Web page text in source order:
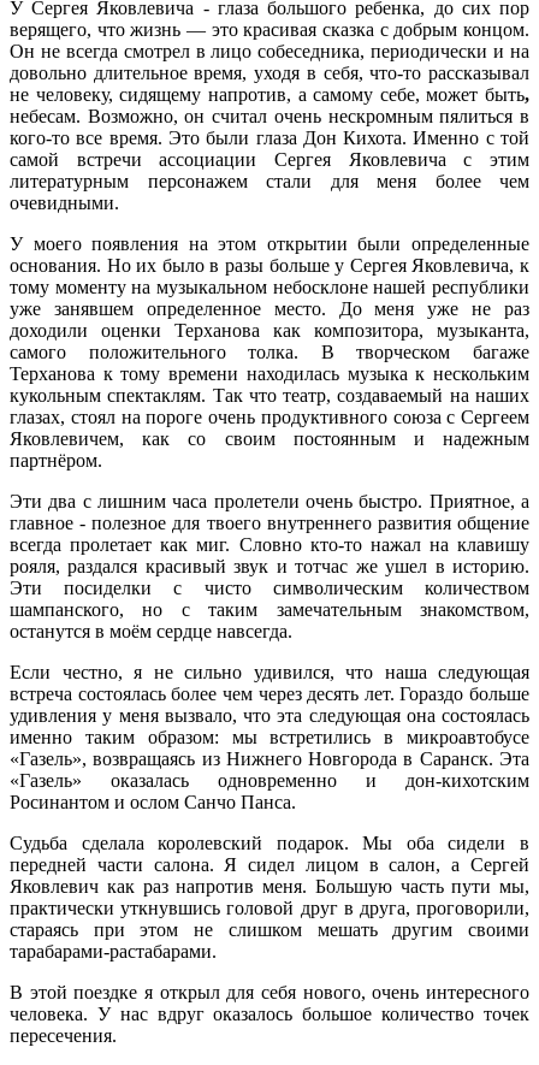
У Сергея Яковлевича - глаза большого ребенка, до сих пор
верящего, что жизнь — это красивая сказка с добрым концом.
Он не всегда смотрел в лицо собеседника, периодически и на
довольно длительное время, уходя в себя, что-то рассказывал
не человеку, сидящему напротив, а самому себе, может быть,
небесам. Возможно, он считал очень нескромным пялиться в
кого-то все время. Это были глаза Дон Кихота. Именно с той
самой встречи ассоциации Сергея Яковлевича с этим
литературным персонажем стали для меня более чем
очевидными.
У моего появления на этом открытии были определенные
основания. Но их было в разы больше у Сергея Яковлевича, к
тому моменту на музыкальном небосклоне нашей республики
уже занявшем определенное место. До меня уже не раз
доходили оценки Терханова как композитора, музыканта,
самого положительного толка. В творческом багаже
Терханова к тому времени находилась музыка к нескольким
кукольным спектаклям. Так что театр, создаваемый на наших
глазах, стоял на пороге​ очень продуктивного союза с Сергеем
Яковлевичем, как со своим постоянным и надежным
партнёром.
Эти два с лишним часа пролетели очень быстро. Приятное, а
главное - полезное для твоего внутреннего развития общение
всегда пролетает как миг. Словно кто-то нажал на клавишу
рояля, раздался красивый звук и тотчас же ушел в историю.
Эти посиделки с чисто символическим количеством
шампанского, но с таким замечательным знакомством,
останутся в моём сердце навсегда.
Если честно, я не сильно удивился, что наша следующая
встреча состоялась более чем через десять лет. Гораздо больше
удивления у меня вызвало, что эта следующая она состоялась
именно таким образом: мы встретились в микроавтобусе
«Газель», возвращаясь из Нижнего Новгорода в Саранск. Эта
«Газель» оказалась одновременно и дон-кихотским
Росинантом и ослом Санчо Панса.
Судьба сделала королевский подарок. Мы оба сидели в
передней части салона. Я сидел лицом в салон, а Сергей
Яковлевич как раз напротив меня. Большую часть пути мы,
практически уткнувшись головой друг в друга, проговорили,
стараясь при этом не слишком мешать другим своими
тарабарами-растабарами.
В этой поездке я открыл для себя нового, очень интересного
человека. У нас вдруг оказалось большое количество точек
пересечения.